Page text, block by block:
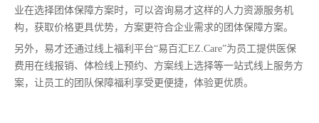
业在选择团体保障方案时，可以咨询易才这样的人力资源服务机
构，获取价格更具优势，方案更符合企业需求的团体保障方案。
另外，易才还通过线上福利平台“易百汇EZ.Care”为员工提供医保
费用在线报销、体检线上预约、方案线上选择等一站式线上服务方
案，让员工的团队保障福利享受更便捷，体验更优质。